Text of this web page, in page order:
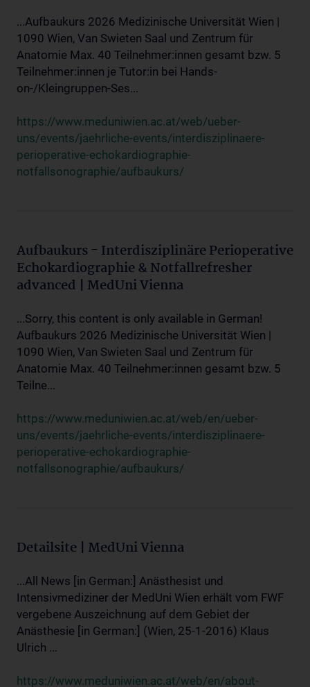
...Aufbaukurs 2026 Medizinische Universität Wien |
1090 Wien, Van Swieten Saal und Zentrum für
Anatomie Max. 40 Teilnehmer:innen gesamt bzw. 5
Teilnehmer:innen je Tutor:in bei Hands-
on-/Kleingruppen-Ses...
https://www.meduniwien.ac.at/web/ueber-
uns/events/jaehrliche-events/interdisziplinaere-
perioperative-echokardiographie-
notfallsonographie/aufbaukurs/
Aufbaukurs - Interdisziplinäre Perioperative
Echokardiographie & Notfallrefresher
advanced | MedUni Vienna
...Sorry, this content is only available in German!
Aufbaukurs 2026 Medizinische Universität Wien |
1090 Wien, Van Swieten Saal und Zentrum für
Anatomie Max. 40 Teilnehmer:innen gesamt bzw. 5
Teilne...
https://www.meduniwien.ac.at/web/en/ueber-
uns/events/jaehrliche-events/interdisziplinaere-
perioperative-echokardiographie-
notfallsonographie/aufbaukurs/
Detailsite | MedUni Vienna
...All News [in German:] Anästhesist und
Intensivmediziner der MedUni Wien erhält vom FWF
vergebene Auszeichnung auf dem Gebiet der
Anästhesie [in German:] (Wien, 25-1-2016) Klaus
Ulrich ...
https://www.meduniwien.ac.at/web/en/about-